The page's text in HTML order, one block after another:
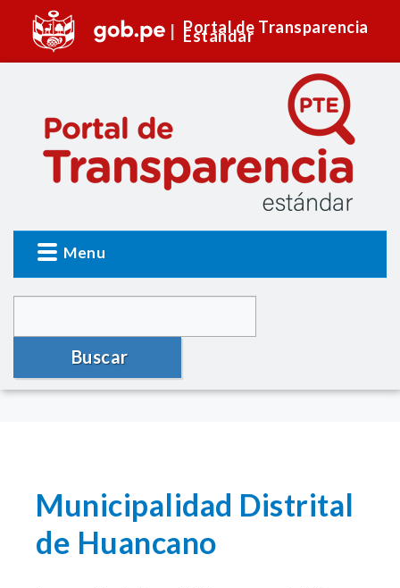
Portal de Transparencia
Estándar
Menu
Buscar
Municipalidad Distrital
de Huancano